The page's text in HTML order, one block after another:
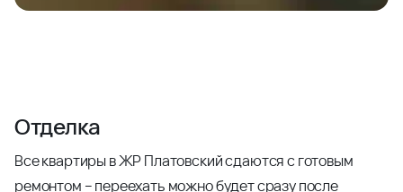
Отделка
Все квартиры в ЖР Платовский сдаются с готовым
ремонтом – переехать можно будет сразу после